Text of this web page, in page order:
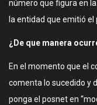
número que figura en
la entidad que emitió el
¿De que manera
En el momento que el
comenta lo sucedido y
ponga el posnet en